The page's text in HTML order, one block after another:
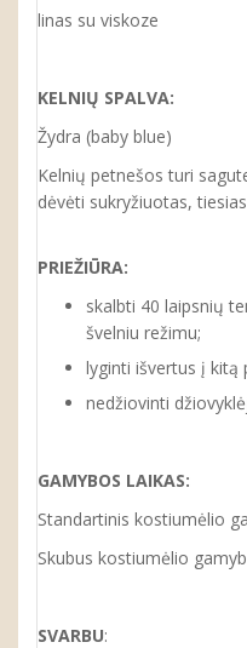
linas su viskoze
KELNIŲ SPALVA:
Žydra (baby blue)
Kelnių petnešos turi
dėvėti sukryžiuotas,
PRIEŽIŪRA:
skalbti 40 laipsnių
švelniu režimu;
lyginti išvertus į kitą
nedžiovinti
GAMYBOS LAIKAS:
Standartinis kostiumėlio
Skubus kostiumėlio
SVARBU: